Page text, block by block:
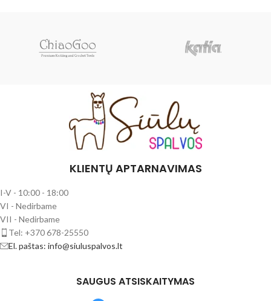
KLIENTŲ APTARNAVIMAS
I-V - 10:00 - 18:00
VI - Nedirbame
VII - Nedirbame
Tel: +370 678-25550
El. paštas: info@siuluspalvos.lt
SAUGUS ATSISKAITYMAS